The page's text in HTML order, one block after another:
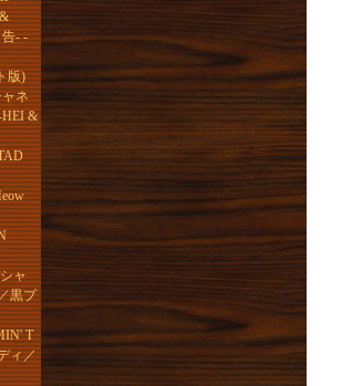
告- -
版)
ネ
HEI &
ャ
黒プ
T
ィ／